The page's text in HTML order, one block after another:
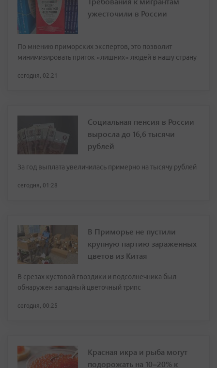
ужесточили в России
По мнению приморских экспертов, это позволит
минимизировать приток «лишних» людей в нашу страну
сегодня, 02:21
Социальная пенсия в России
выросла до 16,6 тысячи
рублей
За год выплата увеличилась примерно на тысячу рублей
сегодня, 01:28
В Приморье не пустили
крупную партию зараженных
цветов из Китая
В срезах кустовой гвоздики и подсолнечника был
обнаружен западный цветочный трипс
сегодня, 00:25
Красная икра и рыба могут
подорожать на 10–20% к